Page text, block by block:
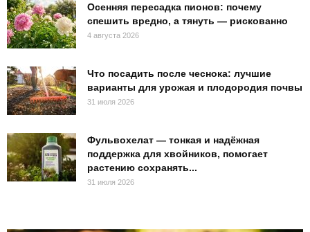
Осенняя пересадка пионов: почему
спешить вредно, а тянуть — рискованно
4 августа 2026
Что посадить после чеснока: лучшие
варианты для урожая и плодородия почвы
31 июля 2026
Фульвохелат — тонкая и надёжная
поддержка для хвойников, помогает
растению сохранять...
31 июля 2026